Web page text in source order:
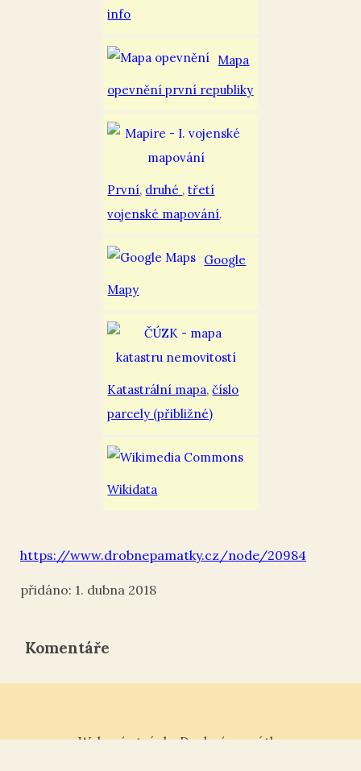
info
Mapa
opevnění první republiky
První, druhé ,třetí
vojenské mapování.
Google
Mapy
Katastrální mapa,číslo
parcely (přibližné)
Wikidata
https://www.drobnepamatky.cz/node/20984
1. dubna 2018
Komentáře
Webové stránky Drobné památky